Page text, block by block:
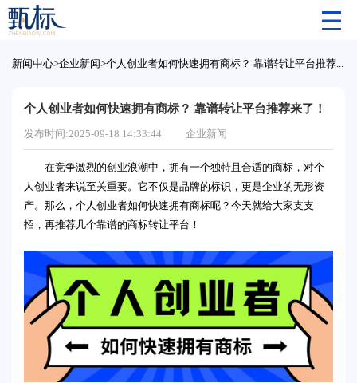
新闻中心>企业新闻> 个人创业者如何快速拥有商标？ 靠谱转让平台推荐来了！
个人创业者如何快速拥有商标？ 靠谱转让平台推荐来了！
发布时间:2025-09-18 14:33:44 企业新闻
在竞争激烈的创业浪潮中，拥有一个独特且合适的商标，对个
人创业者来说至关重要。它不仅是品牌的标识，更是企业的无形资
产。那么，个人创业者如何快速拥有商标呢？今天就给大家支支
招，再推荐几个靠谱的商标转让平台！